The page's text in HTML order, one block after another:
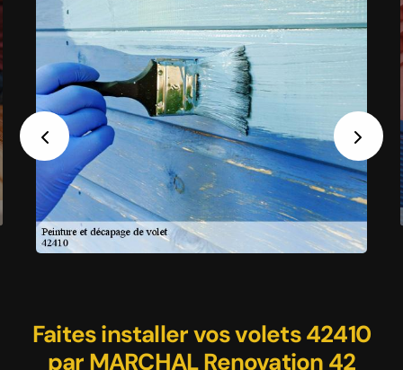
Previous Next
Faites installer vos volets 42410
par MARCHAL Renovation 42
Un expert pour vous fournir
une prestation satisfaisante
Faites rénover vos volets 42410
par MARCHAL Renovation 42